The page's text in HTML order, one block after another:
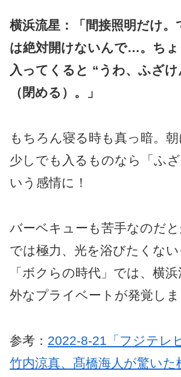
横浜流星：「間接照明だけ。
は絶対開けないんで…。ち
入ってくると “うわ、ふざ
（閉める）。」
もちろん寝る時も真っ暗。
少しでも入るものなら「ふ
いう感情に！
バーベキューも苦手なのだ
では極力、光を浴びたくない
「ボクらの時代」では、横
外なプライベートが発覚しま
参考： 2022-8-21「フジテレ
竹内涼真、髙橋海人が驚いた